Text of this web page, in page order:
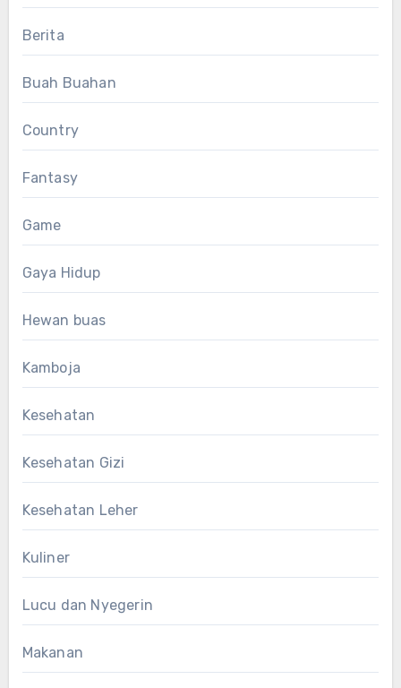
Berita
Buah Buahan
Country
Fantasy
Game
Gaya Hidup
Hewan buas
Kamboja
Kesehatan
Kesehatan Gizi
Kesehatan Leher
Kuliner
Lucu dan Nyegerin
Makanan